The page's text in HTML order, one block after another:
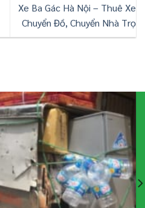
Xe Ba Gác Hà Nội – Thuê Xe
Chuyển Đồ, Chuyển Nhà Trọ